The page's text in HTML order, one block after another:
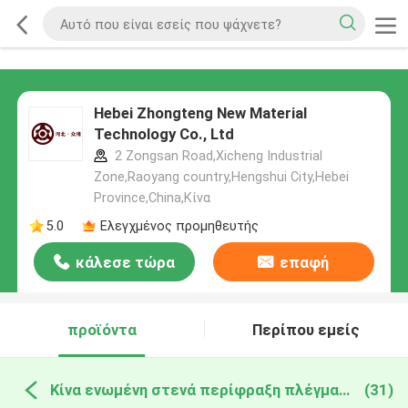
Hebei Zhongteng New Material
Technology Co., Ltd
2 Zongsan Road,Xicheng Industrial
Zone,Raoyang country,Hengshui City,Hebei
Province,China,Κίνα
5.0
Ελεγχμένος προμηθευτής
κάλεσε τώρα επαφή
προϊόντα Περίπου εμείς
Κίνα ενωμένη στενά περίφραξη πλέγματος (31)